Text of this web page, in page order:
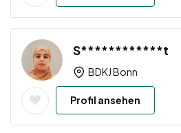
S************t
BDKJ Bonn
Profil ansehen